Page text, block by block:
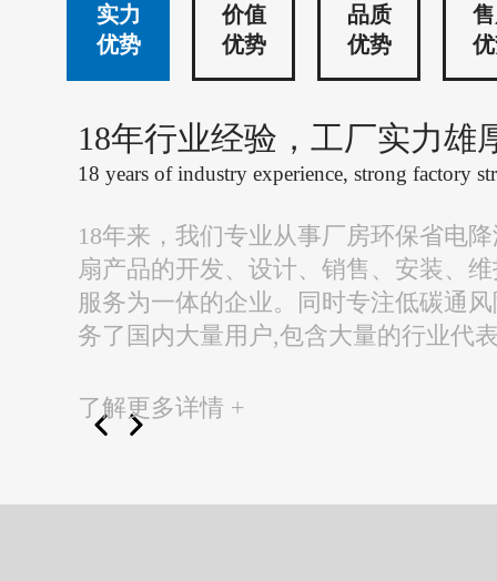
实力
优势
价值
优势
品质
优势
18年行业经验，工厂实力雄
18 years of industry experience, strong factory
18年来，我们专业从事厂房环保省电
扇产品的开发、设计、销售、安装、
服务为一体的企业。同时专注低碳通
务了国内大量用户,包含大量的行业代
了解更多详情 +